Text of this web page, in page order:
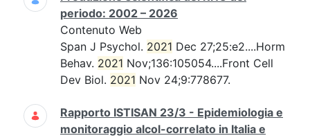
periodo: 2002 – 2026
Contenuto Web
Span J Psychol. 2021 Dec 27;25:e2....Horm
Behav. 2021 Nov;136:105054....Front Cell
Dev Biol. 2021 Nov 24;9:778677.
Rapporto ISTISAN 23/3 - Epidemiologia e
monitoraggio alcol-correlato in Italia e